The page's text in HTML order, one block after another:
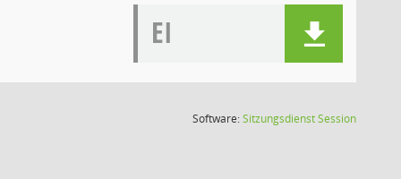
EI
Software:SitzungsdienstSession(Wird in